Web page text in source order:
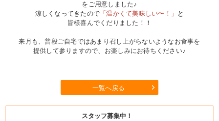
をご用意しました♪
涼しくなってきたので 「温かくて美味しい〜！」 と
皆様喜んでくだりました！！
来月も、普段ご自宅ではあまり召し上がらないようなお食事を
提供して参りますので、お楽しみにお待ちください♪
一覧へ戻る
スタッフ募集中！